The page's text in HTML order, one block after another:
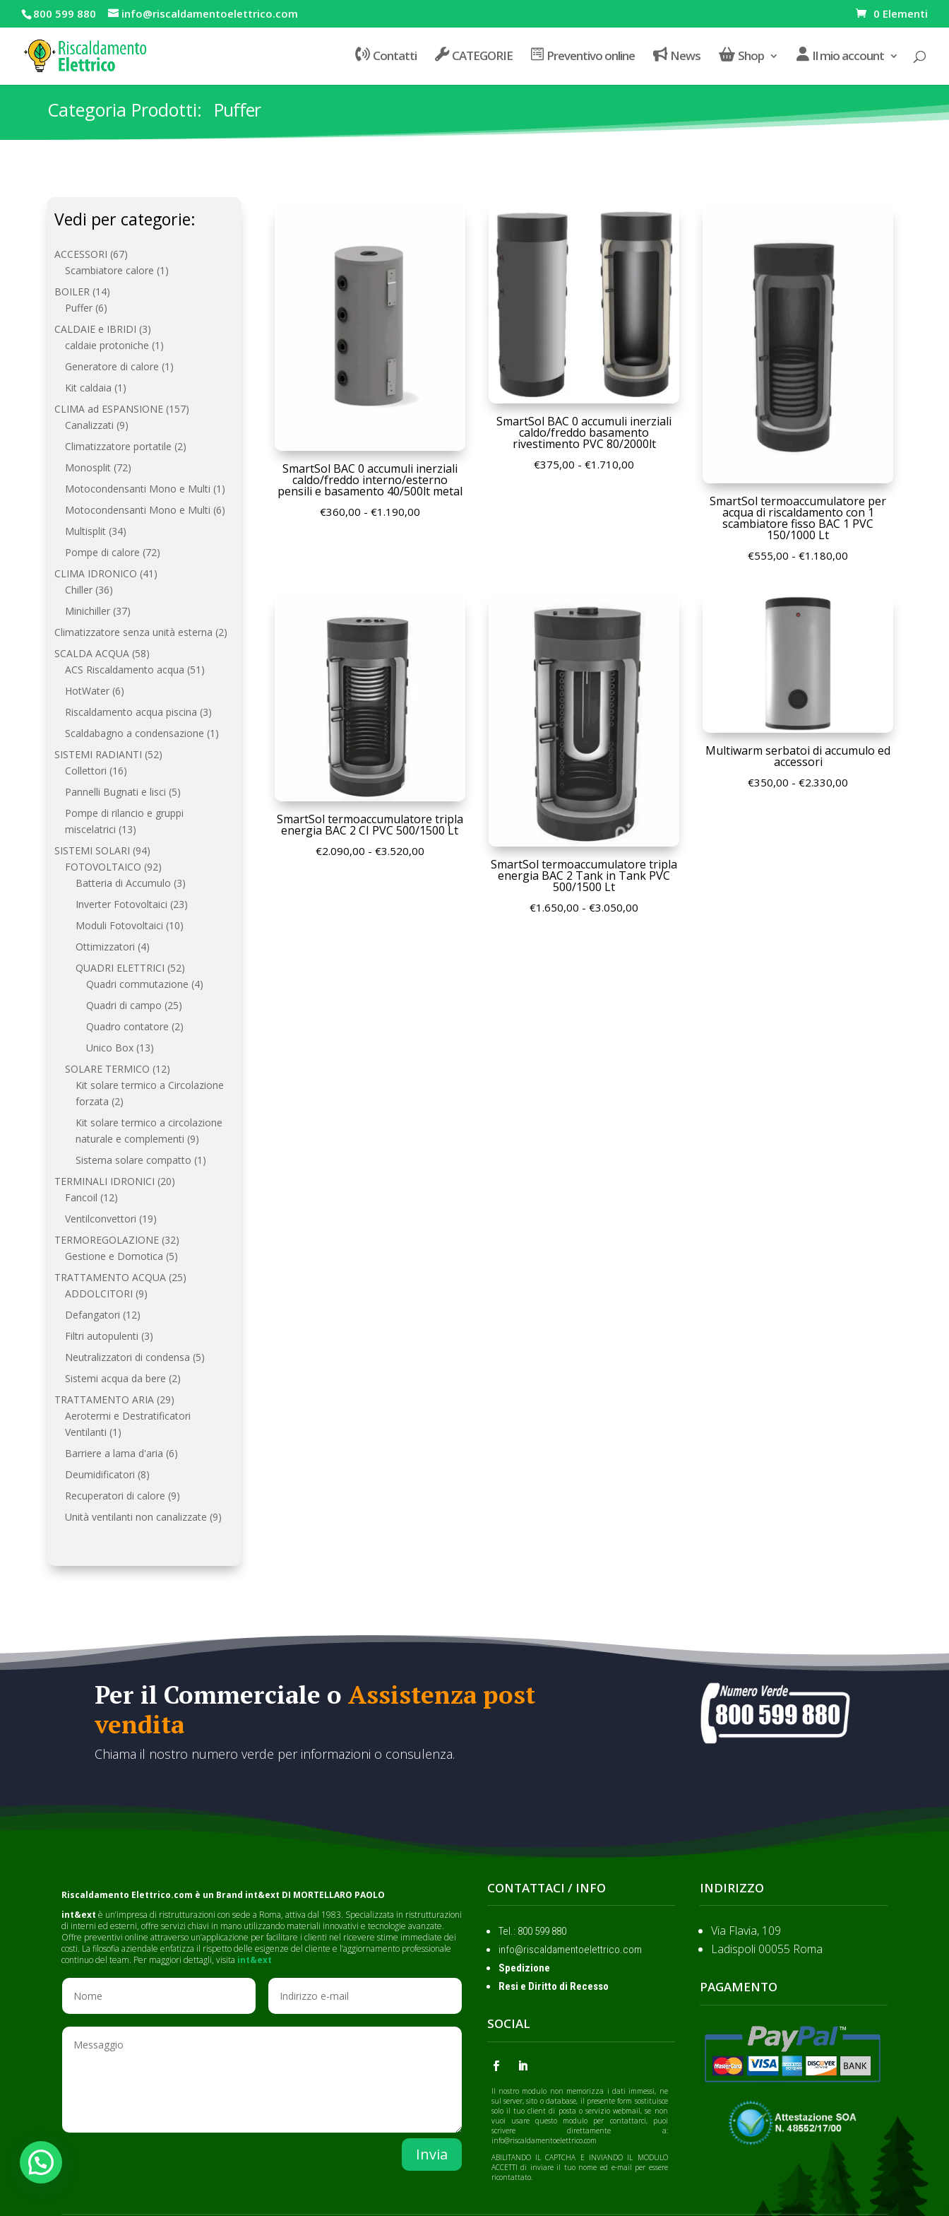
800 599 880 info@riscaldamentoelettrico.com 0 Elementi
Contatti CATEGORIE Preventivo online News Shop Il mio account
Categoria Prodotti: Puffer
Vedi per categorie:
ACCESSORI 6767
prodotti
Scambiatore calore 1 1
BOILER 1414
prodotti
Puffer 66
prodotti
CALDAIE e IBRIDI 33
prodotti
caldaie protoniche 1 1
prodotto
Generatore di calore 1 1
Kit caldaia 1 1
prodotto
CLIMA ad ESPANSIONE 157157
Canalizzati 99
prodotti
Climatizzatore portatile 22
Monosplit 7272
prodotti
Motocondensanti Mono e Multi 1 1
prodotto
Motocondensanti Mono e Multi 66
Multisplit 3434
prodotti
Pompe di calore 7272
CLIMA IDRONICO 41 41
Chiller 3636
prodotti
Minichiller 3737
Climatizzatore senza unità esterna 22
SCALDA ACQUA 5858
prodotti
ACS Riscaldamento acqua 51 51
HotWater 66
prodotti
Riscaldamento acqua piscina 33
prodotti
Scaldabagno a condensazione 1 1
SISTEMI RADIANTI 5252
Collettori 1616
prodotti
Pannelli Bugnati e lisci 55
prodotti
Pompe di rilancio e gruppi
miscelatrici 1313
prodotti
SISTEMI SOLARI 9494
prodotti
FOTOVOLTAICO 9292
prodotti
Batteria di Accumulo 33
prodotti
Inverter Fotovoltaici 2323
Moduli Fotovoltaici 1010
Ottimizzatori 44
prodotti
QUADRI ELETTRICI 5252
prodotti
Quadri commutazione 44
Quadri di campo 2525
prodotti
Quadro contatore 22
Unico Box 1313
prodotti
SOLARE TERMICO 1212
prodotti
Kit solare termico a Circolazione
forzata 22
prodotti
Kit solare termico a circolazione
naturale e complementi 99
prodotti
Sistema solare compatto 1 1
TERMINALI IDRONICI 2020
Fancoil 1212
prodotti
Ventilconvettori 1919
prodotti
TERMOREGOLAZIONE 3232
prodotti
Gestione e Domotica 55
prodotti
TRATTAMENTO ACQUA 2525
ADDOLCITORI 99
Defangatori 1212
prodotti
Filtri autopulenti 33
prodotti
Neutralizzatori di condensa 55
Sistemi acqua da bere 22
TRATTAMENTO ARIA 2929
prodotti
Aerotermi e Destratificatori
Ventilanti 1 1
prodotto
Barriere a lama d'aria 66
Deumidificatori 88
prodotti
Recuperatori di calore 99
prodotti
Unità ventilanti non canalizzate 99
SmartSol BAC 0 accumuli inerziali
caldo/freddo interno/esterno
pensili e basamento 40/500lt metal
€360,00 - €1.190,00Fascia
SmartSol BAC 0 accumuli inerziali
caldo/freddo basamento
rivestimento PVC 80/2000lt
€375,00 - €1.710,00
SmartSol termoaccumulatore per
acqua di riscaldamento con 1
scambiatore fisso BAC 1 PVC
150/1000 Lt
€555,00 - €1.180,00
SmartSol termoaccumulatore tripla
energia BAC 2 CI PVC 500/1500 Lt
€2.090,00 - €3.520,00Fascia
SmartSol termoaccumulatore tripla
energia BAC 2 Tank in Tank PVC
500/1500 Lt
€1.650,00 - €3.050,00
Multiwarm serbatoi di accumulo ed
accessori
€350,00 - €2.330,00
Per il Commerciale oAssistenza post
vendita
Chiama il nostro numero verde per informazioni o consulenza.
Riscaldamento Elettrico.com è un Brand int&ext DI MORTELLARO PAOLO
int&ext è un’impresa di ristrutturazioni con sede a Roma, attiva dal 1983. Specializzata in ristrutturazioni
di interni ed esterni, offre servizi chiavi in mano utilizzando materiali innovativi e tecnologie avanzate.
Offre preventivi online attraverso un’applicazione per facilitare i clienti nel ricevere stime immediate dei
costi. La filosofia aziendale enfatizza il rispetto delle esigenze del cliente e l’aggiornamento professionale
continuo del team. Per maggiori dettagli, visita int&ext
Invia
CONTATTACI / INFO
Tel.: ‭800 599 880
info@riscaldamentoelettrico.com
Spedizione
Resi e Diritto di Recesso
SOCIAL
Il nostro modulo non memorizza i dati immessi, ne
sul server, sito o database, il presente form sostituisce
solo il tuo client di posta o servizio webmail, se non
vuoi usare questo modulo per contattarci, puoi
scrivere direttamente a:
info@riscaldamentoelettrico.com
ABILITANDO IL CAPTCHA E INVIANDO IL MODULO
ACCETTI di inviare il tuo nome ed e-mail per essere
ricontattato.
INDIRIZZO
Via Flavia, 109
Ladispoli 00055 Roma
PAGAMENTO